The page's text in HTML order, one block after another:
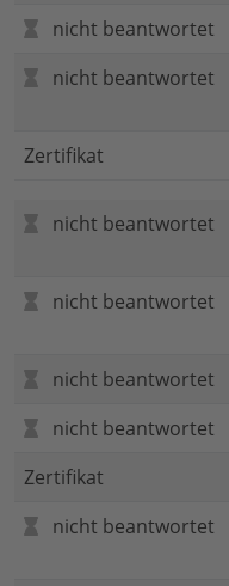
nicht beantwortet
nicht beantwortet
Zertifikat
nicht beantwortet
nicht beantwortet
nicht beantwortet
nicht beantwortet
Zertifikat
nicht beantwortet